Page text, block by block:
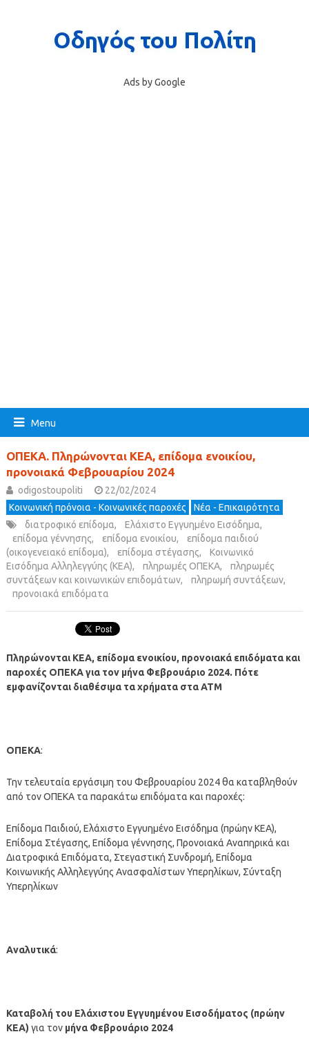
Ads by Google
Menu
ΟΠΕΚΑ. Πληρώνονται ΚΕΑ, επίδομα ενοικίου,
προνοιακά Φεβρουαρίου 2024
odigostoupoliti
22/02/2024
Κοινωνική πρόνοια - Κοινωνικές παροχές
Νέα - Επικαιρότητα
διατροφικό επίδομα, Ελάχιστο Εγγυημένο Εισόδημα,
επίδομα γέννησης, επίδομα ενοικίου,
επίδομα παιδιού
(οικογενειακό επίδομα), επίδομα στέγασης,
Κοινωνικό
Εισόδημα Αλληλεγγύης (ΚΕΑ), πληρωμές ΟΠΕΚΑ,
πληρωμές
συντάξεων και κοινωνικών επιδομάτων, πληρωμή συντάξεων,
προνοιακά επιδόματα
Πληρώνονται ΚΕΑ, επίδομα ενοικίου, προνοιακά επιδόματα και
παροχές ΟΠΕΚΑ για τον μήνα Φεβρουάριο 2024. Πότε
εμφανίζονται διαθέσιμα τα χρήματα στα ΑΤΜ
ΟΠΕΚΑ:
Την τελευταία εργάσιμη του Φεβρουαρίου 2024 θα καταβληθούν
από τον ΟΠΕΚΑ τα παρακάτω επιδόματα και παροχές:
Επίδομα Παιδιού, Ελάχιστο Εγγυημένο Εισόδημα (πρώην ΚΕΑ),
Επίδομα Στέγασης, Επίδομα γέννησης, Προνοιακά Αναπηρικά και
Διατροφικά Επιδόματα, Στεγαστική Συνδρομή, Επίδομα
Κοινωνικής Αλληλεγγύης Ανασφαλίστων Υπερηλίκων, Σύνταξη
Υπερηλίκων
Αναλυτικά:
Καταβολή του Ελάχιστου Εγγυημένου Εισοδήματος (πρώην
ΚΕΑ) για τονμήνα Φεβρουάριο 2024